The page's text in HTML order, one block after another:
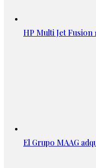
HP Multi Jet Fusion
El Grupo MAAG